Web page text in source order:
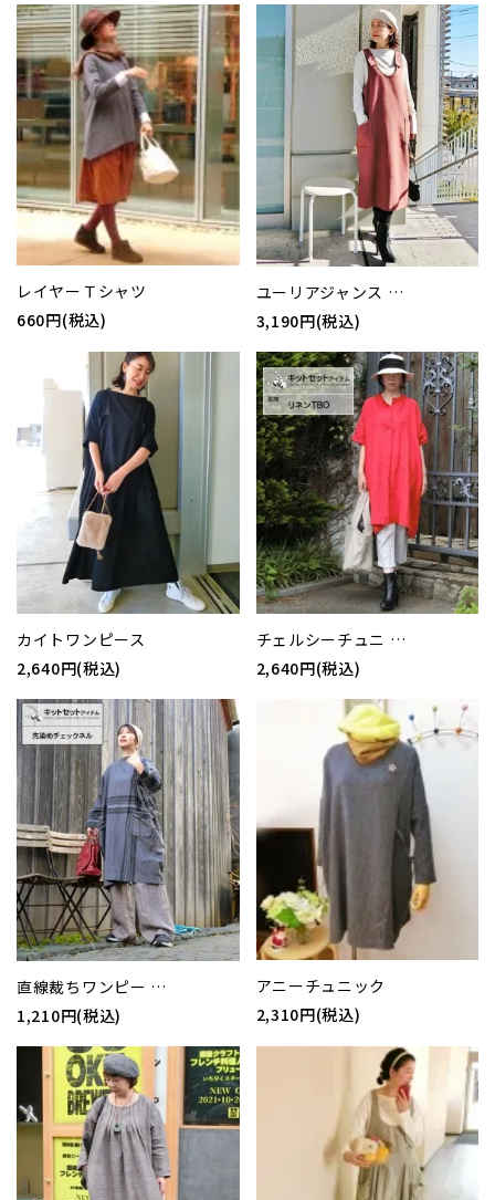
レイヤーＴシャツ
660円(税込)
ユーリアジャンス …
3,190円(税込)
カイトワンピース
2,640円(税込)
チェルシーチュニ …
2,640円(税込)
直線裁ちワンピー …
1,210円(税込)
アニーチュニック
2,310円(税込)